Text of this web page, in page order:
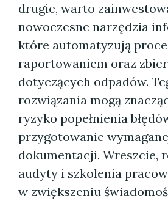
drugie, warto
nowoczesne narzędzia
które automatyzują
raportowaniem oraz
dotyczących odpadów.
rozwiązania mogą
ryzyko popełnienia
przygotowanie
dokumentacji. Wreszcie,
audyty i szkolenia
w zwiększeniu